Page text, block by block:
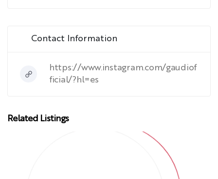
Contact Information
https://www.instagram.com/gaudiof
ficial/?hl=es
Related Listings